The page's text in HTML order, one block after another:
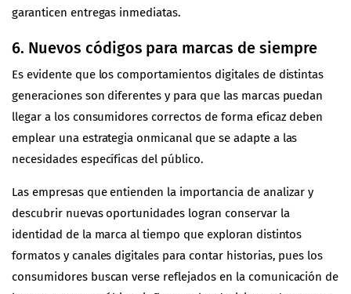
garanticen entregas inmediatas.
6. Nuevos códigos para marcas de siempre
Es evidente que los comportamientos digitales de distintas
generaciones son diferentes y para que las marcas puedan
llegar a los consumidores correctos de forma eficaz deben
emplear una estrategia onmicanal que se adapte a las
necesidades específicas del público.
Las empresas que entienden la importancia de analizar y
descubrir nuevas oportunidades logran conservar la
identidad de la marca al tiempo que exploran distintos
formatos y canales digitales para contar historias, pues los
consumidores buscan verse reflejados en la comunicación de